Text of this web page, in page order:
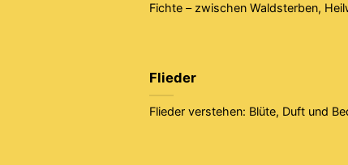
Fichte – zwischen Waldsterben,
Flieder
Flieder verstehen: Blüte, Duft und